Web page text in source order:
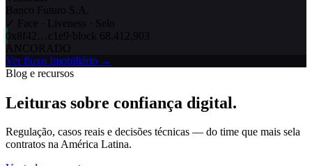
Banco Futuro S.A.
✓ Face · Liveness · Selo
0x8f42…c1e9·block 68,412,903
ANCORADO
Ver fluxo Imobiliário →
Blog e recursos
Leituras sobre confiança digital.
Regulação, casos reais e decisões técnicas — do time que mais sela
contratos na América Latina.